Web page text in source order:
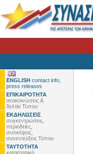
ENGLISH contact info,
press releases
ΕΠΙΚΑΙΡΟΤΗΤΑ
ανακοινώσεις &
δελτία Τύπου
ΕΚΔΗΛΩΣΕΙΣ
συγκεντρώσεις,
περιοδείες,
συσκέψεις,
συνεντεύξεις Τύπου
ΤΑΥΤΟΤΗΤΑ
καταστατικό,